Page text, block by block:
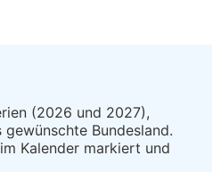
(2026 und 2027),
Bundesland.
Kalender markiert und